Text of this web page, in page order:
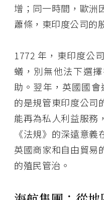
增；同一時間，歐洲
蕭條，東印度公司的
1772 年，東印度公
蟻，別無他法下選
助。翌年，英國國
的是規管東印度公司
能再為私人利益服務
《法規》的深遠意
英國商家和自由貿易
的殖民管治。